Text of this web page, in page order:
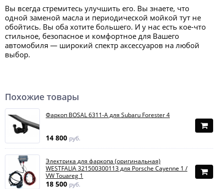
Вы всегда стремитесь улучшить его. Вы знаете, что
одной заменой масла и периодической мойкой тут не
обойтись. Вы оба хотите большего. И у нас есть кое-что
стильное, безопасное и комфортное для Вашего
автомобиля — широкий спектр аксессуаров на любой
выбор.
Похожие товары
Фаркоп BOSAL 6311-A для Subaru Forester 4
14 800 руб.
Электрика для фаркопа (оригинальная)
WESTFALIA 321500300113 для Porsche Cayenne 1 /
VW Touareg 1
18 500 руб.